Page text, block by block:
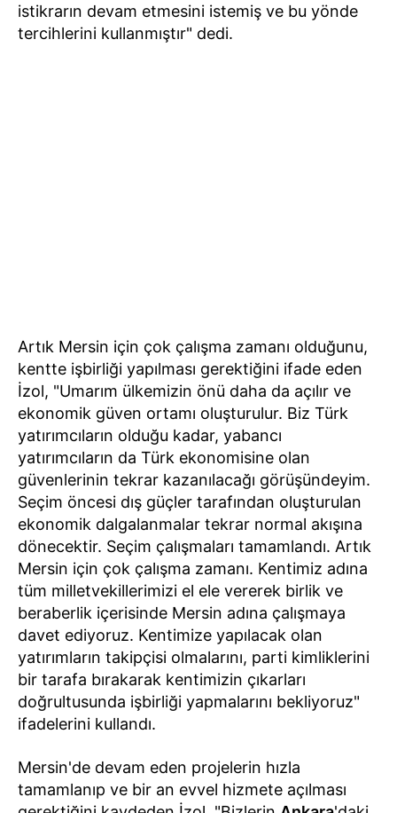
istikrarın devam etmesini istemiş ve bu yönde
tercihlerini kullanmıştır" dedi.
Artık Mersin için çok çalışma zamanı olduğunu,
kentte işbirliği yapılması gerektiğini ifade eden
İzol, "Umarım ülkemizin önü daha da açılır ve
ekonomik güven ortamı oluşturulur. Biz Türk
yatırımcıların olduğu kadar, yabancı
yatırımcıların da Türk ekonomisine olan
güvenlerinin tekrar kazanılacağı görüşündeyim.
Seçim öncesi dış güçler tarafından oluşturulan
ekonomik dalgalanmalar tekrar normal akışına
dönecektir. Seçim çalışmaları tamamlandı. Artık
Mersin için çok çalışma zamanı. Kentimiz adına
tüm milletvekillerimizi el ele vererek birlik ve
beraberlik içerisinde Mersin adına çalışmaya
davet ediyoruz. Kentimize yapılacak olan
yatırımların takipçisi olmalarını, parti kimliklerini
bir tarafa bırakarak kentimizin çıkarları
doğrultusunda işbirliği yapmalarını bekliyoruz"
ifadelerini kullandı.
Mersin'de devam eden projelerin hızla
tamamlanıp ve bir an evvel hizmete açılması